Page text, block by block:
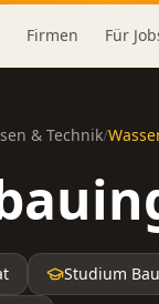
Firmen Für
& Technik/
Studium